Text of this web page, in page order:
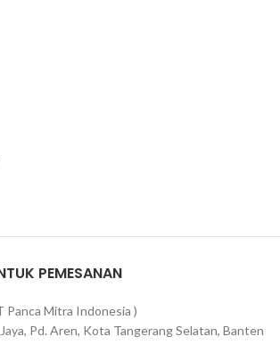
PEMESANAN
Panca Mitra Indonesia )
Jaya, Pd. Aren, Kota Tangerang Selatan, Banten